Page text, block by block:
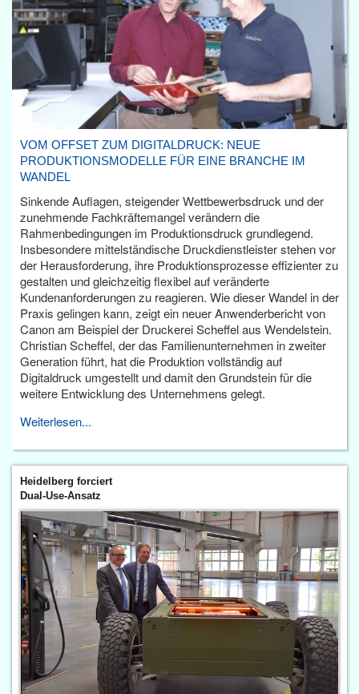
VOM OFFSET ZUM DIGITALDRUCK: NEUE
PRODUKTIONSMODELLE FÜR EINE BRANCHE IM
WANDEL
Sinkende Auflagen, steigender Wettbewerbsdruck und der
zunehmende Fachkräftemangel verändern die
Rahmenbedingungen im Produktionsdruck grundlegend.
Insbesondere mittelständische Druckdienstleister stehen vor
der Herausforderung, ihre Produktionsprozesse effizienter zu
gestalten und gleichzeitig flexibel auf veränderte
Kundenanforderungen zu reagieren. Wie dieser Wandel in der
Praxis gelingen kann, zeigt ein neuer Anwenderbericht von
Canon am Beispiel der Druckerei Scheffel aus Wendelstein.
Christian Scheffel, der das Familienunternehmen in zweiter
Generation führt, hat die Produktion vollständig auf
Digitaldruck umgestellt und damit den Grundstein für die
weitere Entwicklung des Unternehmens gelegt.
Weiterlesen...
Heidelberg forciert
Dual-Use-Ansatz